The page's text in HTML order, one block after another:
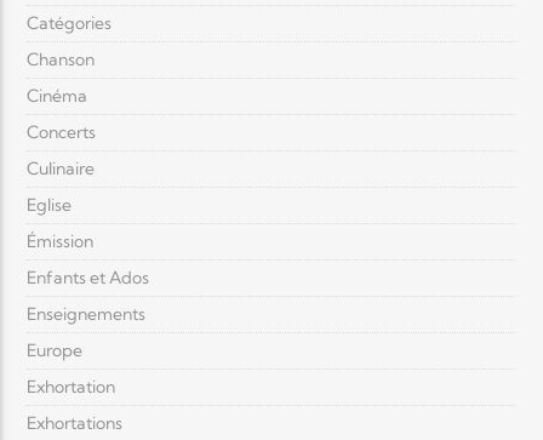
Catégories
Chanson
Cinéma
Concerts
Culinaire
Eglise
Émission
Enfants et Ados
Enseignements
Europe
Exhortation
Exhortations